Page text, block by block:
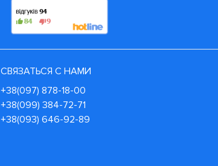
СВЯЗАТЬСЯ С НАМИ
+38(097) 878-18-00
+38(099) 384-72-71
+38(093) 646-92-89